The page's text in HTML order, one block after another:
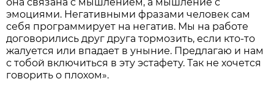
эмоциями. Негативными фразами человек сам
себя программирует на негатив. Мы на работе
договорились друг друга тормозить, если кто-то
жалуется или впадает в уныние. Предлагаю и нам
с тобой включиться в эту эстафету. Так не хочется
говорить о плохом».